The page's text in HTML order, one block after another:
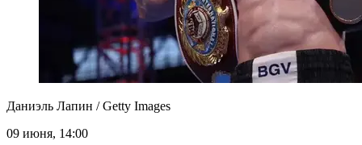
Даниэль Лапин / Getty Images
09 июня, 14:00